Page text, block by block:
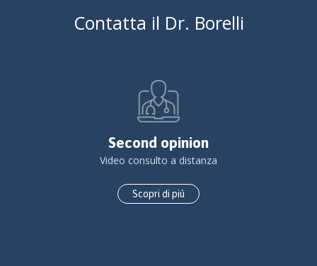
Contatta il Dr. Borelli
Second opinion
Video consulto a distanza
Scopri di più